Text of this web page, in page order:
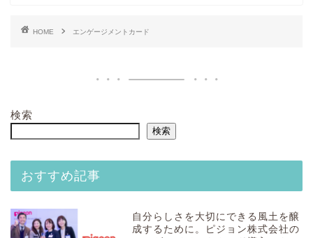
HOME エンゲージメントカード
検索
検索
おすすめ記事
自分らしさを大切にできる風土を醸
成するために。ピジョン株式会社の